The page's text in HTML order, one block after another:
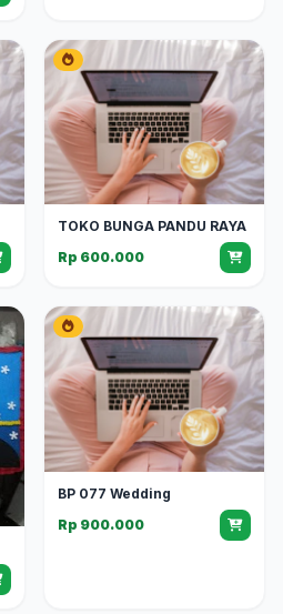
TOKO BUNGA PANDU RAYA
Rp 600.000
BP 077 Wedding
Rp 900.000